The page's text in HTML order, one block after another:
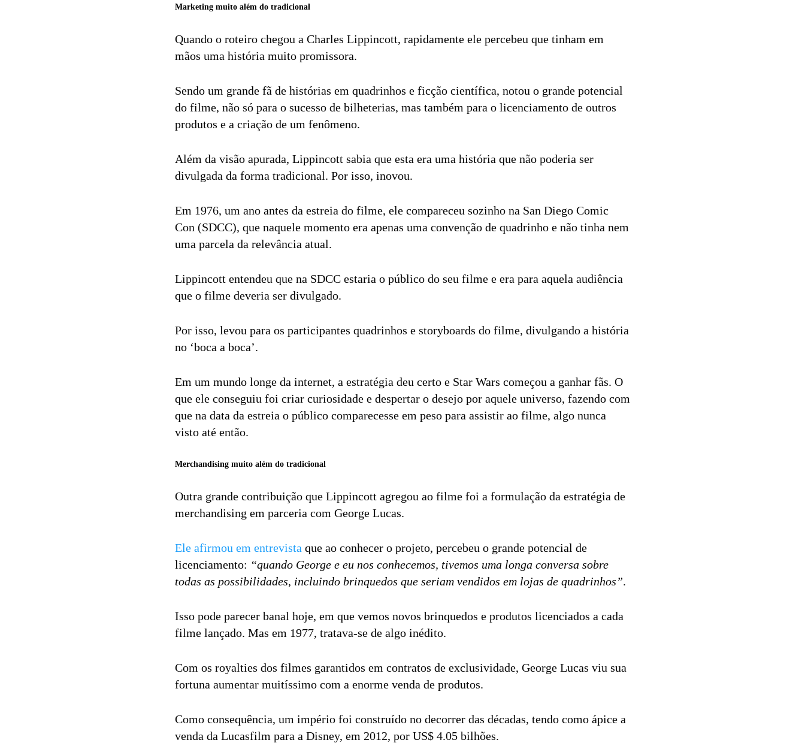
Marketing muito além do tradicional
Quando o roteiro chegou a Charles Lippincott, rapidamente ele percebeu que tinham em
mãos uma história muito promissora.
Sendo um grande fã de histórias em quadrinhos e ficção científica, notou o grande potencial
do filme, não só para o sucesso de bilheterias, mas também para o licenciamento de outros
produtos e a criação de um fenômeno.
Além da visão apurada, Lippincott sabia que esta era uma história que não poderia ser
divulgada da forma tradicional. Por isso, inovou.
Em 1976, um ano antes da estreia do filme, ele compareceu sozinho na San Diego Comic
Con (SDCC), que naquele momento era apenas uma convenção de quadrinho e não tinha nem
uma parcela da relevância atual.
Lippincott entendeu que na SDCC estaria o público do seu filme e era para aquela audiência
que o filme deveria ser divulgado.
Por isso, levou para os participantes quadrinhos e storyboards do filme, divulgando a história
no ‘boca a boca’.
Em um mundo longe da internet, a estratégia deu certo e Star Wars começou a ganhar fãs. O
que ele conseguiu foi criar curiosidade e despertar o desejo por aquele universo, fazendo com
que na data da estreia o público comparecesse em peso para assistir ao filme, algo nunca
visto até então.
Merchandising muito além do tradicional
Outra grande contribuição que Lippincott agregou ao filme foi a formulação da estratégia de
merchandising em parceria com George Lucas.
Ele afirmou em entrevista que ao conhecer o projeto, percebeu o grande potencial de
licenciamento: “quando George e eu nos conhecemos, tivemos uma longa conversa sobre
todas as possibilidades, incluindo brinquedos que seriam vendidos em lojas de quadrinhos”.
Isso pode parecer banal hoje, em que vemos novos brinquedos e produtos licenciados a cada
filme lançado. Mas em 1977, tratava-se de algo inédito.
Com os royalties dos filmes garantidos em contratos de exclusividade, George Lucas viu sua
fortuna aumentar muitíssimo com a enorme venda de produtos.
Como consequência, um império foi construído no decorrer das décadas, tendo como ápice a
venda da Lucasfilm para a Disney, em 2012, por US$ 4.05 bilhões.